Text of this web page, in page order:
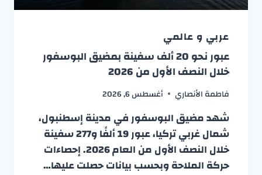
عربي و عالمي
عبور نحو 20 ألف سفينة بمضيق البوسفور
خلال النصف الأول من 2026
فاطمة الأنصاري أغسطس 6, 2026
شهد مضيق البوسفور في مدينة إسطنبول،
شمال غربي تركيا، عبور 19 ألفًا و277 سفينة
خلال النصف الأول من العام 2026. إحصاءات
حركة الملاحة وبحسب بيانات حصلت عليها…